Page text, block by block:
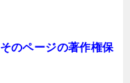
そのページの著作権保